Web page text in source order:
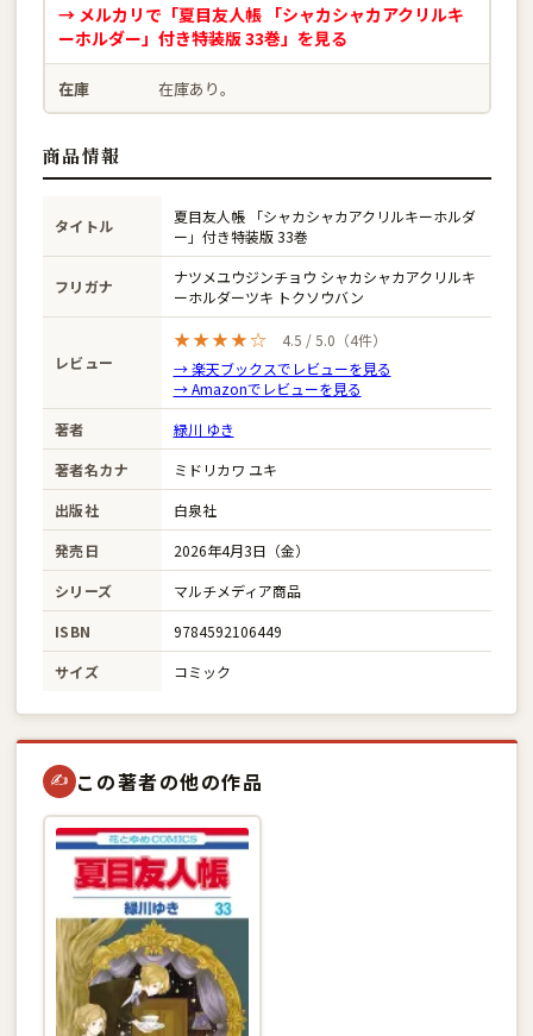
→ メルカリで「夏目友人帳 「シャカシャカアクリルキ
ーホルダー」付き特装版 33巻」を見る
在庫 在庫あり。
商品情報
タイトル
夏目友人帳 「シャカシャカアクリルキーホルダ
ー」付き特装版 33巻
フリガナ
ナツメユウジンチョウ シャカシャカアクリルキ
ーホルダーツキ トクソウバン
レビュー
★★★★☆
4.5 / 5.0（4件）
→ 楽天ブックスでレビューを見る
→ Amazonでレビューを見る
著者
緑川 ゆき
著者名カナ
ミドリカワ ユキ
出版社
白泉社
発売日
2026年4月3日（金）
シリーズ
マルチメディア商品
ISBN
9784592106449
サイズ
コミック
✍ この著者の他の作品